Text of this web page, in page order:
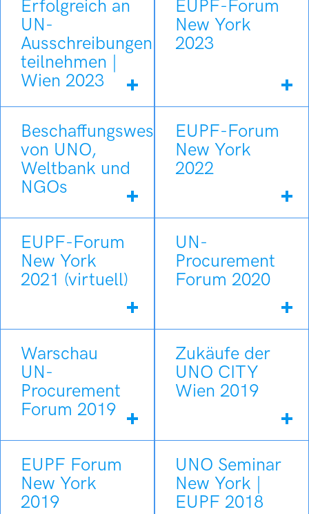
Erfolgreich an
UN-
Ausschreibungen
teilnehmen |
Wien 2023
EUPF-Forum
New York
2023
Beschaffungswesen
von UNO,
Weltbank und
NGOs
EUPF-Forum
New York
2022
EUPF-Forum
New York
2021 (virtuell)
UN-
Procurement
Forum 2020
Warschau
UN-
Procurement
Forum 2019
Zukäufe der
UNO CITY
Wien 2019
EUPF Forum
New York
2019
UNO Seminar
New York |
EUPF 2018